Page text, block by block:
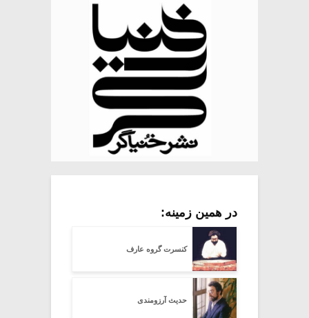
در همین زمینه:
کنسرت گروه عارف
حدیث آرزومندی